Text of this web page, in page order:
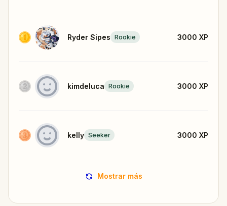
Ryder Sipes Rookie 3000 XP
kimdeluca Rookie 3000 XP
kelly Seeker 3000 XP
Mostrar más